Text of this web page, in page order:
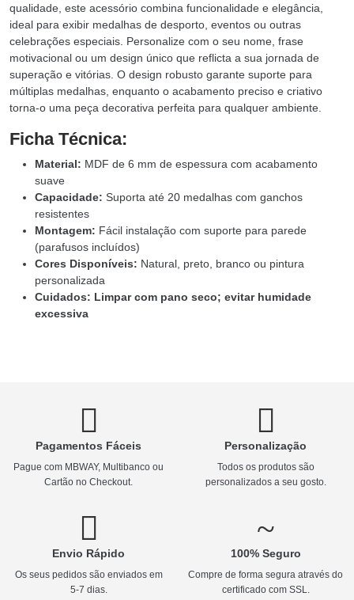
qualidade, este acessório combina funcionalidade e elegância,
ideal para exibir medalhas de desporto, eventos ou outras
celebrações especiais. Personalize com o seu nome, frase
motivacional ou um design único que reflicta a sua jornada de
superação e vitórias. O design robusto garante suporte para
múltiplas medalhas, enquanto o acabamento preciso e criativo
torna-o uma peça decorativa perfeita para qualquer ambiente.
Ficha Técnica:
Material: MDF de 6 mm de espessura com acabamento
suave
Capacidade: Suporta até 20 medalhas com ganchos
resistentes
Montagem: Fácil instalação com suporte para parede
(parafusos incluídos)
Cores Disponíveis: Natural, preto, branco ou pintura
personalizada
Cuidados: Limpar com pano seco; evitar humidade
excessiva
Pagamentos Fáceis
Pague com MBWAY, Multibanco ou
Cartão no Checkout.
Personalização
Todos os produtos são
personalizados a seu gosto.
Envio Rápido
Os seus pedidos são enviados em
5-7 dias.
100% Seguro
Compre de forma segura através do
certificado com SSL.